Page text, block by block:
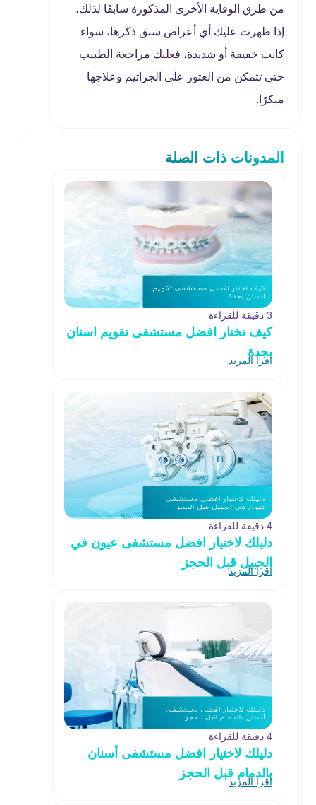
من طرق الوقاية الأخرى المذكورة سابقًا لذلك،
إذا ظهرت عليك أي أعراض سبق ذكرها، سواء
كانت خفيفة أو شديدة، فعليك مراجعة الطبيب
حتى تتمكن من العثور على الجراثيم وعلاجها
مبكرًا.
المدونات ذات الصلة
3 دقيقة للقراءة
كيف تختار افضل مستشفى تقويم اسنان
بجدة
اقرأ المزيد
4 دقيقة للقراءة
دليلك لاختيار افضل مستشفى عيون في
الجبيل قبل الحجز
اقرأ المزيد
4 دقيقة للقراءة
دليلك لاختيار افضل مستشفى أسنان
بالدمام قبل الحجز
اقرأ المزيد